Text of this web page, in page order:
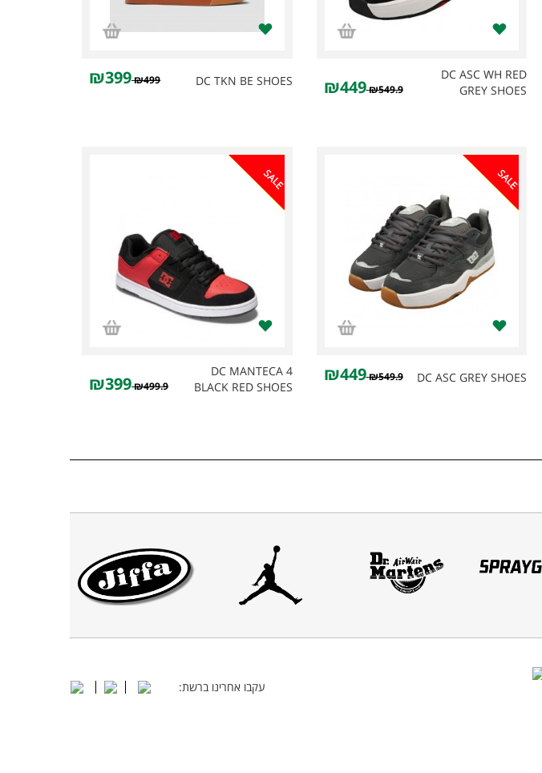
DC ASC WH RED
GREY SHOES
₪549.9
₪449
DC TKN BE SHOES
₪499
₪399
SALE
DC ASC GREY SHOES
₪549.9
₪449
SALE
DC MANTECA 4
BLACK RED SHOES
₪499.9
₪399
עקבו אחרינו ברשת: